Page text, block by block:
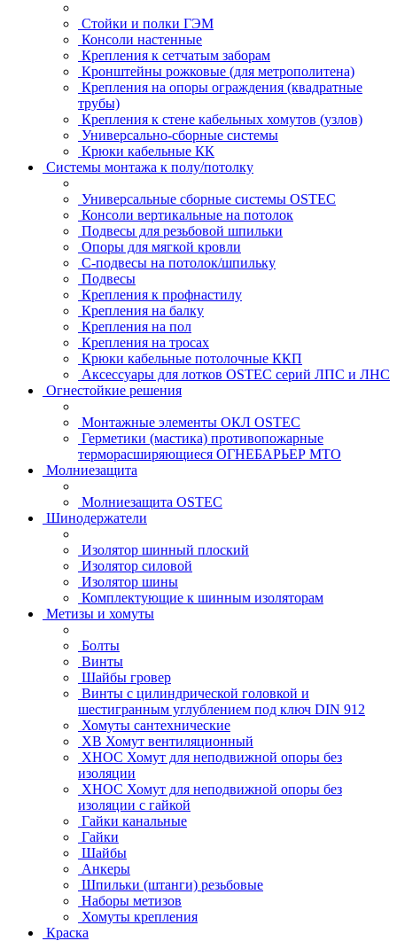
Стойки и полки ГЭМ
Консоли настенные
Крепления к сетчатым заборам
Кронштейны рожковые (для метрополитена)
Крепления на опоры ограждения (квадратные
трубы)
Крепления к стене кабельных хомутов (узлов)
Универсально-сборные системы
Крюки кабельные КК
Системы монтажа к полу/потолку
Универсальные сборные системы OSTEC
Консоли вертикальные на потолок
Подвесы для резьбовой шпильки
Опоры для мягкой кровли
С-подвесы на потолок/шпильку
Подвесы
Крепления к профнастилу
Крепления на балку
Крепления на пол
Крепления на тросах
Крюки кабельные потолочные ККП
Аксессуары для лотков OSTEC серий ЛПС и ЛНС
Огнестойкие решения
Монтажные элементы ОКЛ OSTEC
Герметики (мастика) противопожарные
терморасширяющиеся ОГНЕБАРЬЕР МТО
Молниезащита
Молниезащита OSTEC
Шинодержатели
Изолятор шинный плоский
Изолятор силовой
Изолятор шины
Комплектующие к шинным изоляторам
Метизы и хомуты
Болты
Винты
Шайбы гровер
Винты с цилиндрической головкой и
шестигранным углублением под ключ DIN 912
Хомуты сантехнические
ХВ Хомут вентиляционный
ХНОС Хомут для неподвижной опоры без
изоляции
ХНОС Хомут для неподвижной опоры без
изоляции с гайкой
Гайки канальные
Гайки
Шайбы
Анкеры
Шпильки (штанги) резьбовые
Наборы метизов
Хомуты крепления
Краска